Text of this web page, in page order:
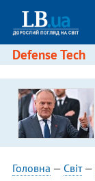
Defense Tech
Головна — Світ—